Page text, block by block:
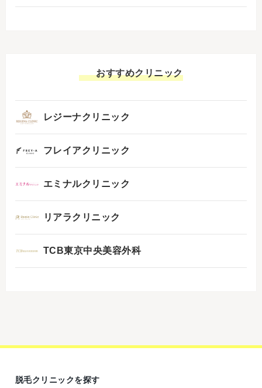
おすすめクリニック
レジーナクリニック
フレイアクリニック
エミナルクリニック
リアラクリニック
TCB東京中央美容外科
脱毛クリニックを探す